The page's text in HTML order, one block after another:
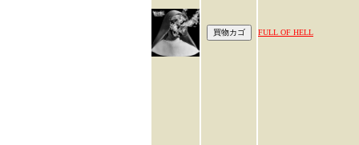
FULL OF HELL